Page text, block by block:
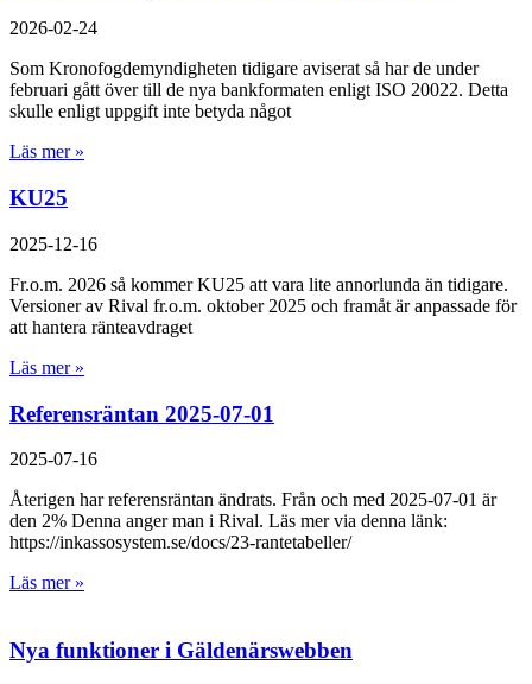
2026-02-24
Som Kronofogdemyndigheten tidigare aviserat så har de under
februari gått över till de nya bankformaten enligt ISO 20022. Detta
skulle enligt uppgift inte betyda något
Läs mer »
KU25
2025-12-16
Fr.o.m. 2026 så kommer KU25 att vara lite annorlunda än tidigare.
Versioner av Rival fr.o.m. oktober 2025 och framåt är anpassade för
att hantera ränteavdraget
Läs mer »
Referensräntan 2025-07-01
2025-07-16
Återigen har referensräntan ändrats. Från och med 2025-07-01 är
den 2% Denna anger man i Rival. Läs mer via denna länk:
https://inkassosystem.se/docs/23-rantetabeller/
Läs mer »
Nya funktioner i Gäldenärswebben